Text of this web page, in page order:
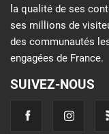
la qualité de ses
ses millions de
des communautés
engagées de France.
SUIVEZ-NOUS